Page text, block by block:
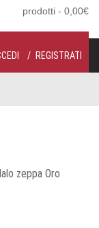
prodotti - 0,00€
REGISTRATI
zeppa Oro